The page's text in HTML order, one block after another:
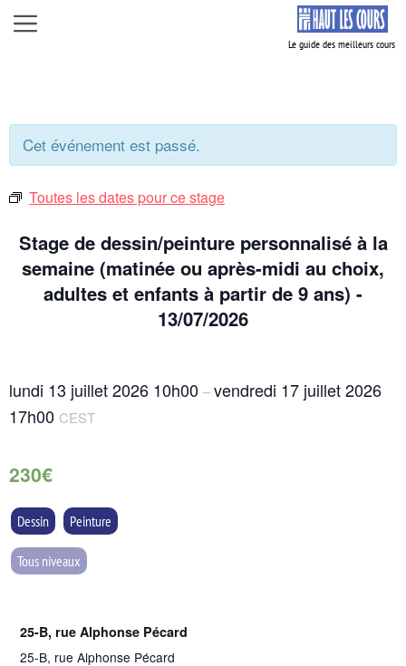
Aller
au
Menu
Cet événement est passé.
Toutes les dates pour ce stage
Stage de dessin/peinture personnalisé à la
semaine (matinée ou après-midi au choix,
adultes et enfants à partir de 9 ans) -
13/07/2026
lundi 13 juillet 2026 10h00 –vendredi 17 juillet 2026
17h00 CEST
230€
Dessin Peinture
Tous niveaux
25-B, rue Alphonse Pécard
25-B, rue Alphonse Pécard